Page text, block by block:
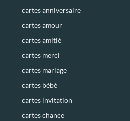
cartes anniversaire
cartes amour
cartes amitié
cartes merci
cartes mariage
cartes bébé
cartes invitation
cartes chance